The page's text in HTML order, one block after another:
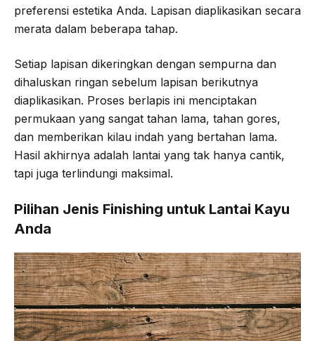
preferensi estetika Anda. Lapisan diaplikasikan secara
merata dalam beberapa tahap.
Setiap lapisan dikeringkan dengan sempurna dan
dihaluskan ringan sebelum lapisan berikutnya
diaplikasikan. Proses berlapis ini menciptakan
permukaan yang sangat tahan lama, tahan gores,
dan memberikan kilau indah yang bertahan lama.
Hasil akhirnya adalah lantai yang tak hanya cantik,
tapi juga terlindungi maksimal.
Pilihan Jenis Finishing untuk Lantai Kayu
Anda